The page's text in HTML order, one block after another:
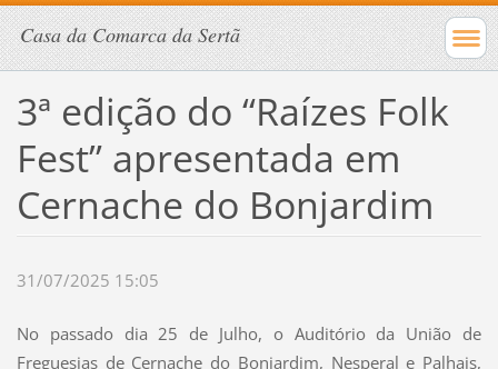
Casa da Comarca da Sertã
3ª edição do “Raízes Folk
Fest” apresentada em
Cernache do Bonjardim
31/07/2025 15:05
No passado dia 25 de Julho, o Auditório da União de
Freguesias de Cernache do Bonjardim, Nesperal e Palhais,